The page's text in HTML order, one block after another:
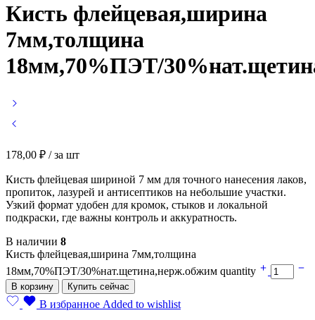
Кисть флейцевая,ширина
7мм,толщина
18мм,70%ПЭТ/
178,00 ₽ / за шт
Кисть флейцевая шириной 7 мм для точного нанесения лаков,
пропиток, лазурей и антисептиков на небольшие участки.
Узкий формат удобен для кромок, стыков и локальной
подкраски, где важны контроль и аккуратность.
В наличии 8
Кисть флейцевая,ширина 7мм,толщина
18мм,70%ПЭТ/30%нат.щетина,нерж.обжим quantity
В корзину Купить сейчас
В избранное Added to wishlist